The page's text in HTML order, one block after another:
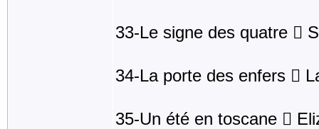
33-Le signe des quatre 
34-La porte des enfers 
35-Un été en toscane 